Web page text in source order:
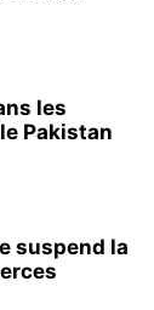
les
Pakistan
suspend la